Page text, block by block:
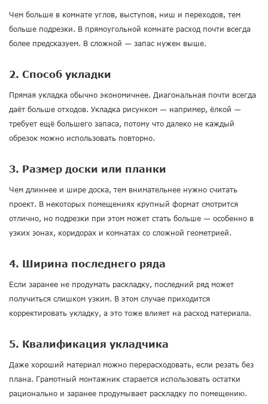
Чем больше в комнате углов, выступов, ниш и переходов, тем
больше подрезки. В прямоугольной комнате расход почти всегда
более предсказуем. В сложной — запас нужен выше.
2. Способ укладки
Прямая укладка обычно экономичнее. Диагональная почти всегда
даёт больше отходов. Укладка рисунком — например, ёлкой —
требует ещё большего запаса, потому что далеко не каждый
обрезок можно использовать повторно.
3. Размер доски или планки
Чем длиннее и шире доска, тем внимательнее нужно считать
проект. В некоторых помещениях крупный формат смотрится
отлично, но подрезки при этом может стать больше — особенно в
узких зонах, коридорах и комнатах со сложной геометрией.
4. Ширина последнего ряда
Если заранее не продумать раскладку, последний ряд может
получиться слишком узким. В этом случае приходится
корректировать укладку, а это тоже влияет на расход материала.
5. Квалификация укладчика
Даже хороший материал можно перерасходовать, если резать без
плана. Грамотный монтажник старается использовать остатки
рационально и заранее продумывает раскладку по помещению.